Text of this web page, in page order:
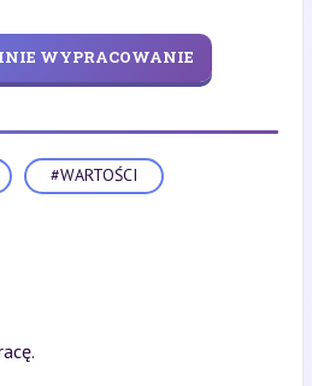
WYPRACOWANIE
#WARTOŚCI